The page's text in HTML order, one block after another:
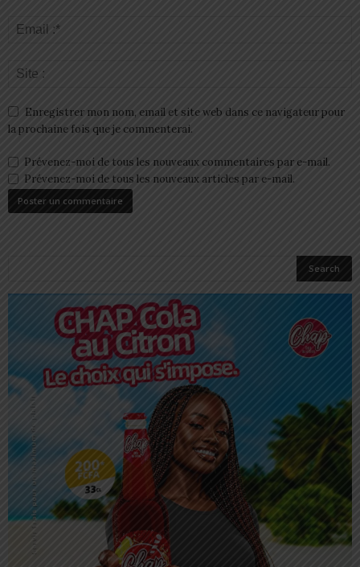
Enregistrer mon nom, email et site web dans ce navigateur pour
la prochaine fois que je commenterai.
Prévenez-moi de tous les nouveaux commentaires par e-mail.
Prévenez-moi de tous les nouveaux articles par e-mail.